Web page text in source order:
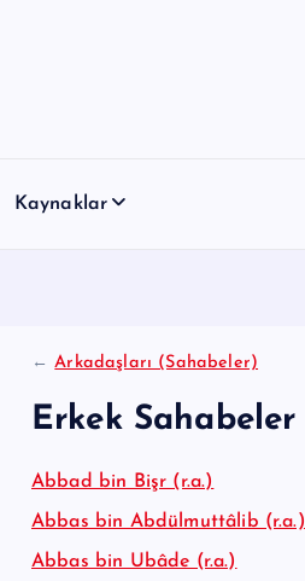
Kaynaklar
←Arkadaşları (Sahabeler)
Erkek Sahabeler
Abbad bin Bişr (r.a.)
Abbas bin Abdülmuttâlib (r.a.)
Abbas bin Ubâde (r.a.)